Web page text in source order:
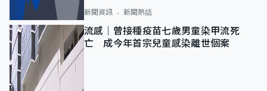
新聞資訊 新聞熱話
流感｜曾接種疫苗七歲男童染甲流死
亡 成今年首宗兒童感染離世個案